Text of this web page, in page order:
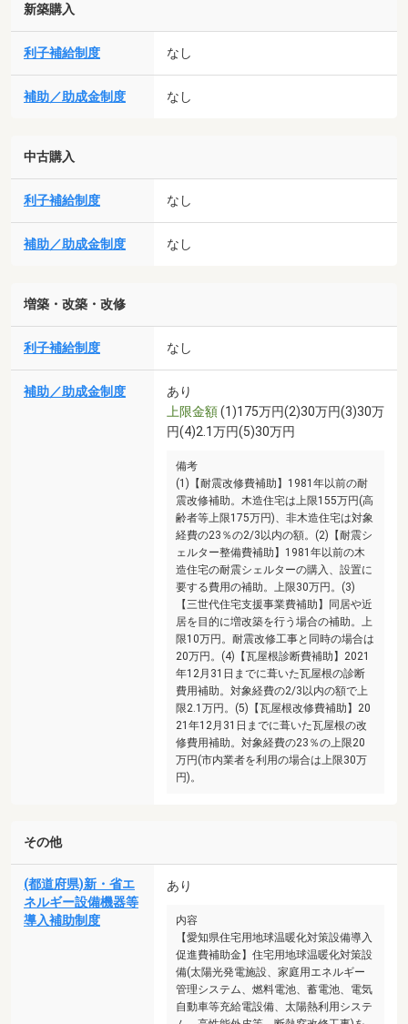
新築購入
利子補給制度 なし
補助／助成金制度 なし
中古購入
利子補給制度 なし
補助／助成金制度 なし
増築・改築・改修
利子補給制度 なし
補助／助成金制度
あり
上限金額(1)175万円(2)30万円(3)30万
円(4)2.1万円(5)30万円
備考
(1)【耐震改修費補助】1981年以前の耐
震改修補助。木造住宅は上限155万円(高
齢者等上限175万円)、非木造住宅は対象
経費の23％の2/3以内の額。(2)【耐震シ
ェルター整備費補助】1981年以前の木
造住宅の耐震シェルターの購入、設置に
要する費用の補助。上限30万円。(3)
【三世代住宅支援事業費補助】同居や近
居を目的に増改築を行う場合の補助。上
限10万円。耐震改修工事と同時の場合は
20万円。(4)【瓦屋根診断費補助】2021
年12月31日までに葺いた瓦屋根の診断
費用補助。対象経費の2/3以内の額で上
限2.1万円。(5)【瓦屋根改修費補助】20
21年12月31日までに葺いた瓦屋根の改
修費用補助。対象経費の23％の上限20
万円(市内業者を利用の場合は上限30万
円)。
その他
(都道府県)新・省エ
ネルギー設備機器等
導入補助制度
あり
内容
【愛知県住宅用地球温暖化対策設備導入
促進費補助金】住宅用地球温暖化対策設
備(太陽光発電施設、家庭用エネルギー
管理システム、燃料電池、蓄電池、電気
自動車等充給電設備、太陽熱利用システ